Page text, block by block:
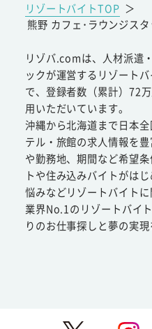
リゾートバイトTOP ＞
熊野 カフェ･ラウンジスタ
リゾバ.comは、人材派遣
ックが運営するリゾート
で、登録者数（累計）72
用いただいています。
沖縄から北海道まで日本
テル・旅館の求人情報を
や勤務地、期間など希望
トや住み込みバイトがは
悩みなどリゾートバイト
業界No.1のリゾートバイ
りのお仕事探しと夢の実現